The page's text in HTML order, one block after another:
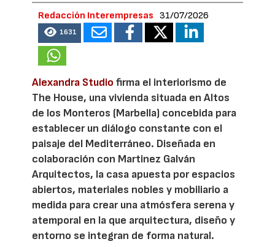
Redacción Interempresas 31/07/2026
1631
Alexandra Studio firma el interiorismo de
The House, una vivienda situada en Altos
de los Monteros (Marbella) concebida para
establecer un diálogo constante con el
paisaje del Mediterráneo. Diseñada en
colaboración con Martinez Galván
Arquitectos, la casa apuesta por espacios
abiertos, materiales nobles y mobiliario a
medida para crear una atmósfera serena y
atemporal en la que arquitectura, diseño y
entorno se integran de forma natural.